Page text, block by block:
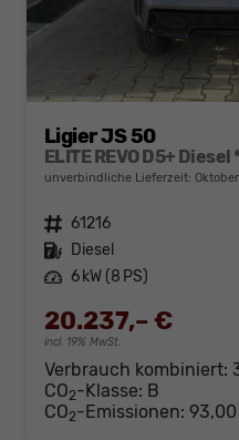
Ligier JS 50
ELITE REVO D5+
unverbindliche Lieferzeit:
Fahrzeugnr. 61216
Kraftstoff Diesel
Leistung 6 kW (8 PS)
20.237,– €
incl. 19% MwSt.
Verbrauch kombiniert:
CO2-Klasse: B
CO2-Emissionen: